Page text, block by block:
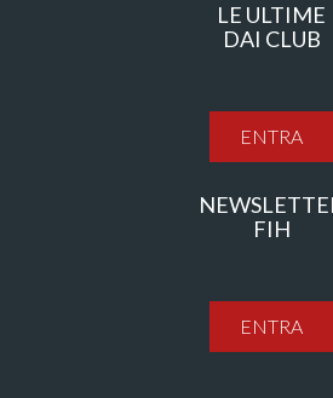
LE ULTIME
DAI CLUB
ENTRA
FIH
ENTRA